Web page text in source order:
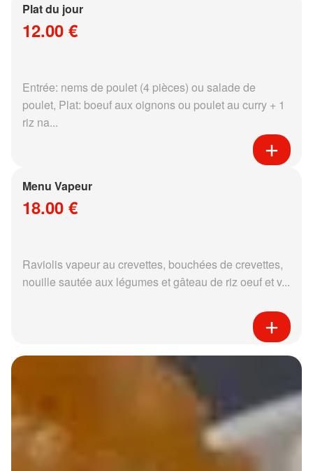
Plat du jour
12.00 €
Entrée: nems de poulet (4 pièces) ou salade de
poulet, Plat: boeuf aux oignons ou poulet au curry + 1
riz na...
Menu Vapeur
18.00 €
Raviolis vapeur au crevettes, bouchées de crevettes,
nouille sautée aux légumes et gâteau de riz oeuf et v...